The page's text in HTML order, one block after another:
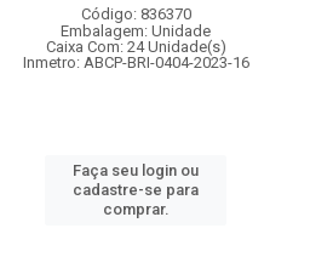
Código: 836370
Embalagem: Unidade
Caixa Com: 24 Unidade(s)
Inmetro: ABCP-BRI-0404-2023-16
Faça seu login ou
cadastre-se para
comprar.